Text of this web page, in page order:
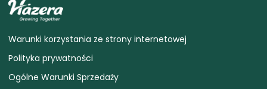
Warunki korzystania ze strony internetowej
Polityka prywatności
Ogólne Warunki Sprzedaży